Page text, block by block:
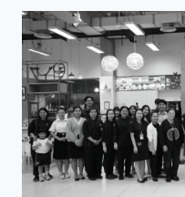
LEARN
เรียน
รู้
จาก
คน
ทำงาน
จริง
เสียง
จาก
สถาน
ร่วม
กับ
ศูนย์
สนเทศ
แนะแนว
การ
ศึกษา
และ
อาชีพ
จัด